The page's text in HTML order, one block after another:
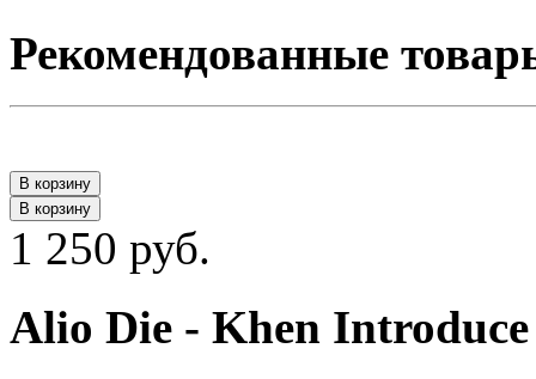
Рекомендованные
В корзину
В корзину
1 250 руб.
Alio Die - Khen Introduce